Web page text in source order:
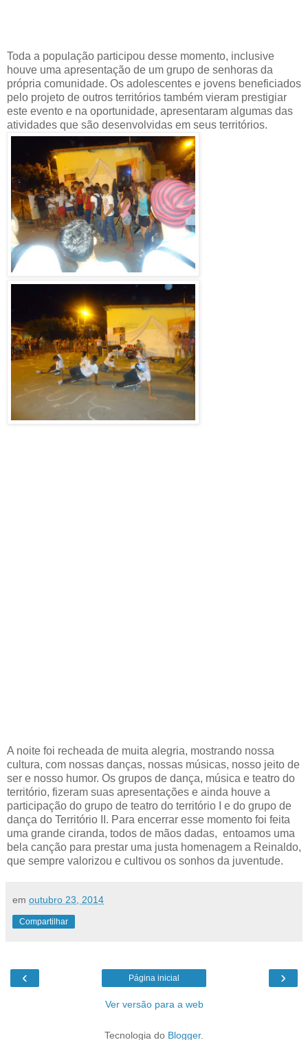
Toda a população participou desse momento, inclusive
houve uma apresentação de um grupo de senhoras da
própria comunidade. Os adolescentes e jovens beneficiados
pelo projeto de outros territórios também vieram prestigiar
este evento e na oportunidade, apresentaram algumas das
atividades que são desenvolvidas em seus territórios.
A noite foi recheada de muita alegria, mostrando nossa
cultura, com nossas danças, nossas músicas, nosso jeito de
ser e nosso humor. Os grupos de dança, música e teatro do
território, fizeram suas apresentações e ainda houve a
participação do grupo de teatro do território I e do grupo de
dança do Território II. Para encerrar esse momento foi feita
uma grande ciranda, todos de mãos dadas, entoamos uma
bela canção para prestar uma justa homenagem a Reinaldo,
que sempre valorizou e cultivou os sonhos da juventude.
em outubro 23, 2014
Compartilhar
‹ ›
Página inicial
Ver versão para a web
Tecnologia do Blogger.